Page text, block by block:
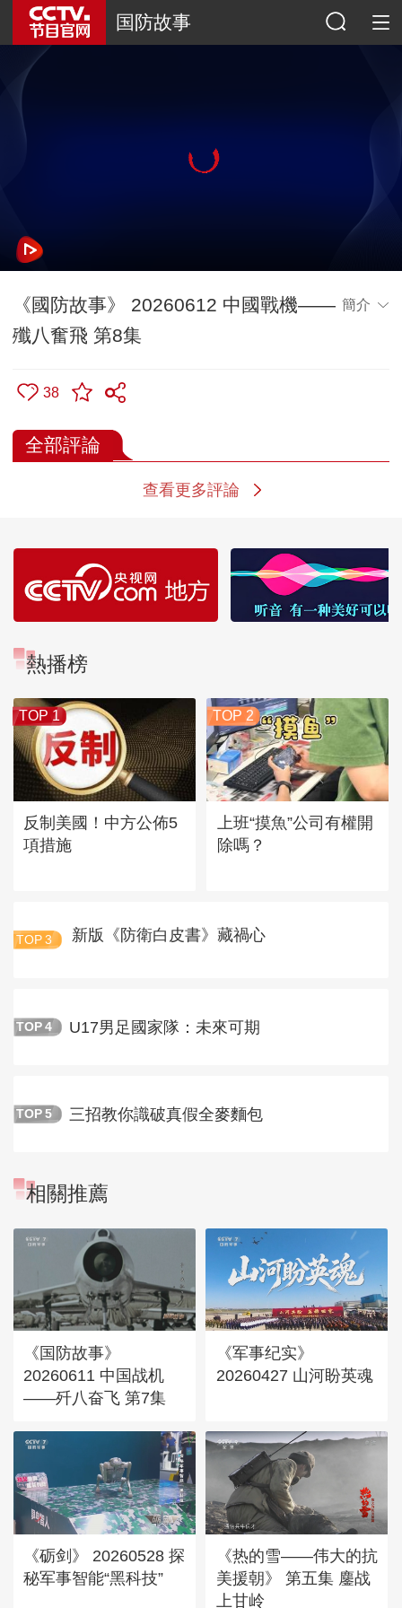
国防故事
《國防故事》 20260612 中國戰機——
殲八奮飛 第8集
簡介
38
全部評論
查看更多評論
熱播榜
TOP 1
反制美國！中方公佈5
項措施
TOP 2
上班“摸魚”公司有權開
除嗎？
TOP 3 新版《防衛白皮書》藏禍心
TOP 4 U17男足國家隊：未來可期
TOP 5 三招教你識破真假全麥麵包
相關推薦
《国防故事》
20260611 中国战机
——歼八奋飞 第7集
《军事纪实》
20260427 山河盼英魂
《砺剑》 20260528 探
秘军事智能“黑科技”
《热的雪——伟大的抗
美援朝》 第五集 鏖战
上甘岭